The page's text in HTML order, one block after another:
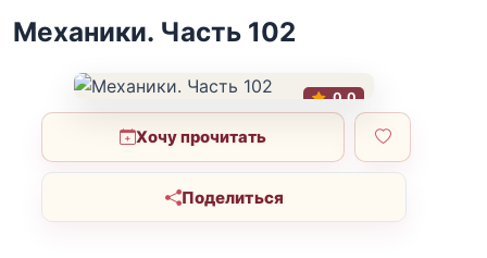
Механики. Часть 102
0.0
Хочу прочитать
Поделиться